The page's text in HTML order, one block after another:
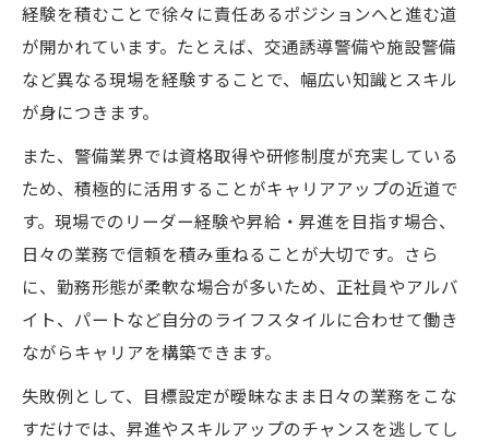
経験を積むことで徐々に責任あるポジションへと進む道
が開かれています。たとえば、交通誘導警備や施設警備
など異なる現場を経験することで、幅広い知識とスキル
が身につきます。
また、警備業界では資格取得や研修制度が充実している
ため、積極的に活用することがキャリアアップの近道で
す。現場でのリーダー経験や昇給・昇進を目指す場合、
日々の業務で信頼を積み重ねることが大切です。さら
に、勤務形態が柔軟な場合が多いため、正社員やアルバ
イト、パートなど自分のライフスタイルに合わせて働き
ながらキャリアを構築できます。
失敗例として、目標設定が曖昧なまま日々の業務をこな
すだけでは、昇進やスキルアップのチャンスを逃してし